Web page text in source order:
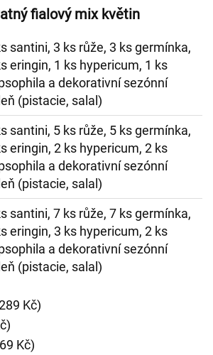
fialový mix květin
santini, 3 ks růže, 3 ks germínka,
eringin, 1 ks hypericum, 1 ks
a dekorativní sezónní
(pistacie, salal)
santini, 5 ks růže, 5 ks germínka,
eringin, 2 ks hypericum, 2 ks
a dekorativní sezónní
(pistacie, salal)
santini, 7 ks růže, 7 ks germínka,
eringin, 3 ks hypericum, 2 ks
a dekorativní sezónní
(pistacie, salal)
Kč)
Kč)